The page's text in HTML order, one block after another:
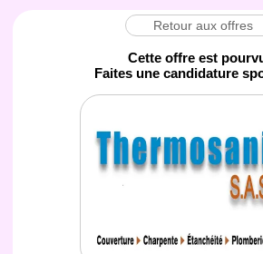
Retour aux offres
Cette offre est
Faites une candidature